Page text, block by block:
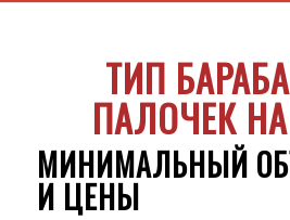
ТИП
ПАЛОЧЕК
МИНИМАЛЬНЫЙ
И ЦЕНЫ